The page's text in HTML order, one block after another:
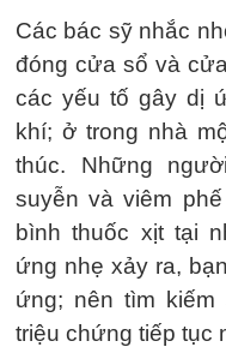
Các bác sỹ nhắc
đóng cửa sổ và
các yếu tố gây dị
khí; ở trong nhà
thúc. Những
suyễn và viêm
bình thuốc xịt tại
ứng nhẹ xảy ra,
ứng; nên tìm
triệu chứng tiếp tục